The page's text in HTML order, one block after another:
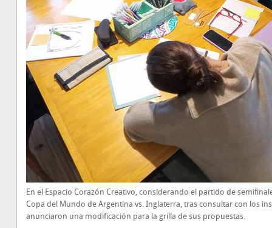
En el Espacio Corazón Creativo, considerando el partido de
Copa del Mundo de Argentina vs. Inglaterra, tras consultar con los
anunciaron una modificación para la grilla de sus propuestas.